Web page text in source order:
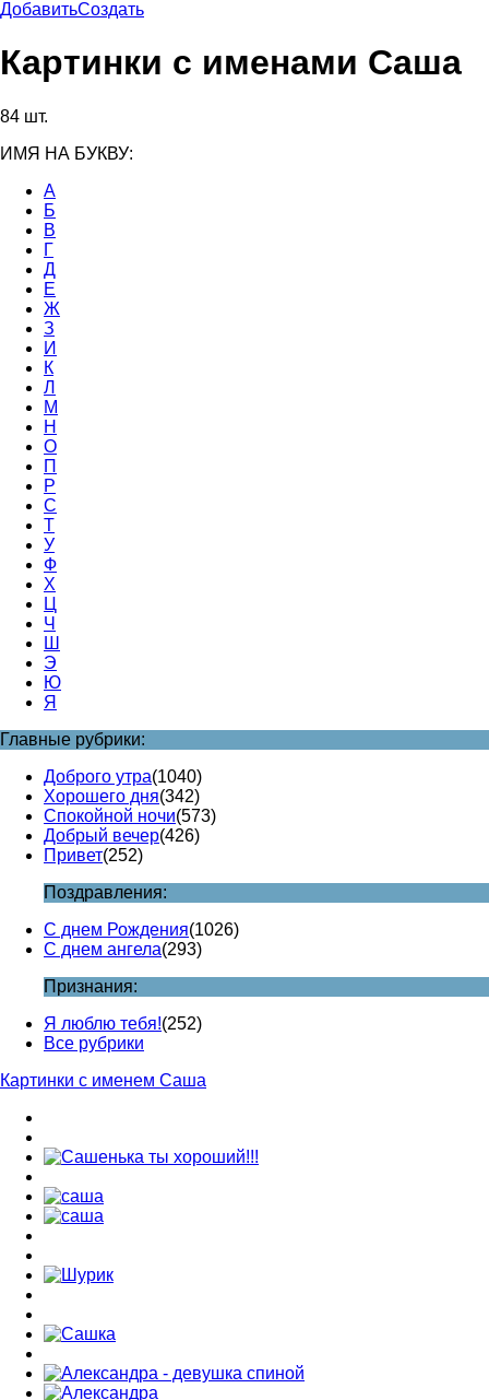
ДобавитьСоздать
Картинки с именами Саша
84 шт.
ИМЯ НА БУКВУ:
А
Б
В
Г
Д
Е
Ж
З
И
К
Л
М
Н
О
П
Р
С
Т
У
Ф
Х
Ц
Ч
Ш
Э
Ю
Я
Главные рубрики:
Доброго утра(1040)
Хорошего дня(342)
Спокойной ночи(573)
Добрый вечер(426)
Привет(252)
Поздравления:
С днем Рождения(1026)
С днем ангела(293)
Признания:
Я люблю тебя!(252)
Все рубрики
Картинки с именем Саша